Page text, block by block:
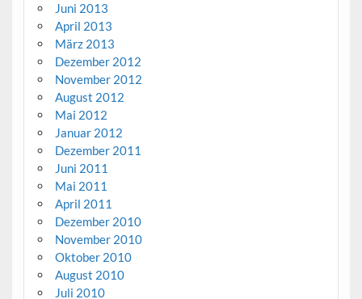
Juni 2013
April 2013
März 2013
Dezember 2012
November 2012
August 2012
Mai 2012
Januar 2012
Dezember 2011
Juni 2011
Mai 2011
April 2011
Dezember 2010
November 2010
Oktober 2010
August 2010
Juli 2010